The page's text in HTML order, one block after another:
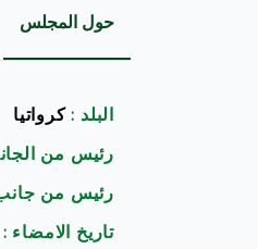
حول المجلس
البلد : كرواتيا
رئيس من
رئيس من
تاريخ الامضاء :